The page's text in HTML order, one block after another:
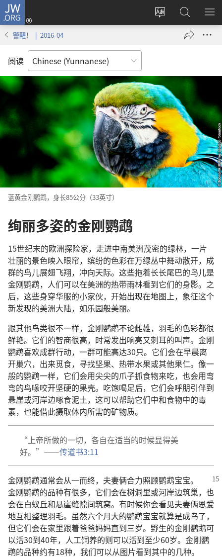
JW.ORG
更
言
登
录
（打
口）
搜
索
JW.ORG
显
警醒！ | 2016-04
阅读
蓝黄金刚鹦鹉，身长85公分（33英寸）
绚丽多姿的金刚鹦鹉
15世纪末的欧洲探险家，走进中南美洲茂密的绿林，一片
壮丽的景色映入眼帘，缤纷的色彩在万绿丛中舞动散开，成
群的鸟儿展翅飞翔，冲向天际。这些拖着长长尾巴的鸟儿是
金刚鹦鹉，人们可以在美洲的热带雨林看到它们的身影。之
后，这些身穿华服的小家伙，开始出现在地图上，象征这个
新发现的美洲大陆，如乐园般美丽。
跟其他鸟类很不一样，金刚鹦鹉不论雌雄，羽毛的色彩都很
鲜艳。它们的智商很高，时常发出响亮又刺耳的叫声。金刚
鹦鹉喜欢成群行动，一群可能高达30只。它们会在早晨离
开巢穴，出来觅食，寻找坚果、热带水果或其他果仁。像一
般的鹦鹉一样，它们会用尖尖的爪子抓食物来吃，也会用弯
弯的鸟喙咬开坚硬的果壳。吃饱喝足后，它们会呼朋引伴到
悬崖或河岸边啄食泥土，这可以帮助它们中和食物中的毒
素，也能借此摄取体内所需的矿物质。
“上帝所做的一切，各自在适当的时候显得美
好。”——传道书3:11
金刚鹦鹉通常会从一而终，夫妻俩合力照顾鹦鹉宝宝。
金刚鹦鹉的品种有很多，它们会在树洞里或河岸边筑巢，也
会在白蚁丘和悬崖缝隙间筑窝。有时候你会看见夫妻俩恩爱
地互相整理羽毛。虽然六个月大的鹦鹉宝宝就算是成鸟了，
但它们会在家里跟着爸爸妈妈直到三岁。野生的金刚鹦鹉可
以活30到40年，人工饲养的则可以活到至少60岁。金刚鹦
鹉的品种约有18种，我们可以从图片看到其中的几种。